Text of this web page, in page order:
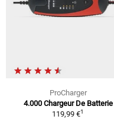
ProCharger
4.000 Chargeur De Batterie
119,99 €1